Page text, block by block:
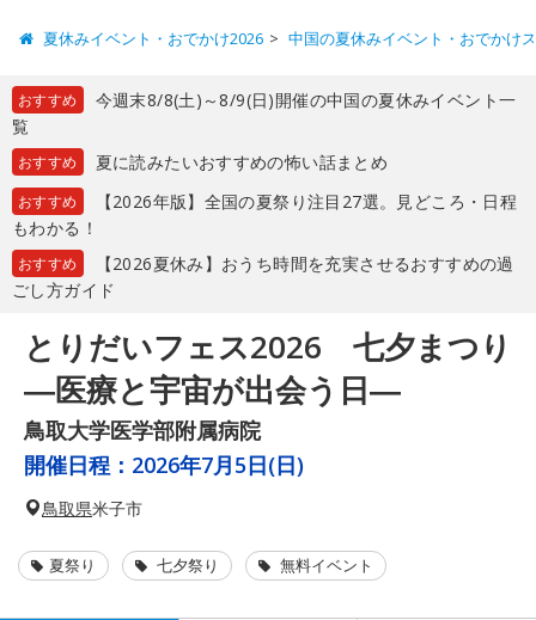
夏休みイベント・おでかけ2026 中国の夏休みイベント・おでかけ
おすすめ
今週末8/8(土)～8/9(日)開催の中国の夏休みイベント一
覧
おすすめ 夏に読みたいおすすめの怖い話まとめ
おすすめ
【2026年版】全国の夏祭り注目27選。見どころ・日程
もわかる！
おすすめ
【2026夏休み】おうち時間を充実させるおすすめの過
ごし方ガイド
とりだいフェス2026 七夕まつり
―医療と宇宙が出会う日―
鳥取大学医学部附属病院
開催日程： 2026年7月5日(日)
鳥取県米子市
夏祭り 七夕祭り 無料イベント